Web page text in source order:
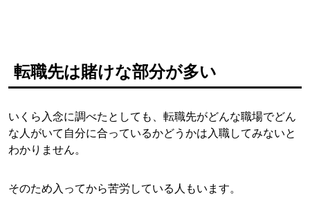
転職先は賭けな部分が多い
いくら入念に調べたとしても、転職先がどんな職場でどん
な人がいて自分に合っているかどうかは入職してみないと
わかりません。
そのため入ってから苦労している人もいます。